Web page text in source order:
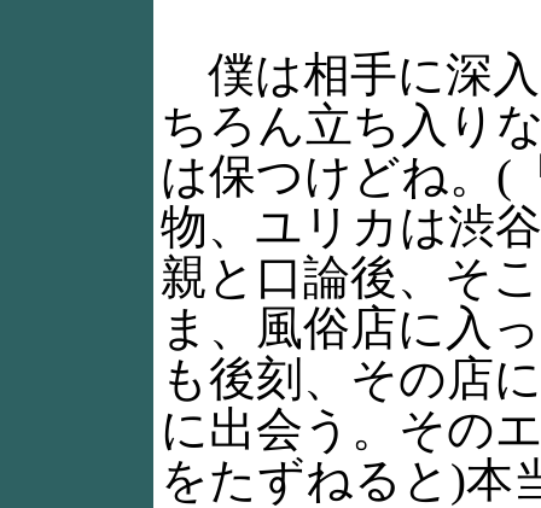
僕は相手に深
ちろん立ち入り
は保つけどね。(
物、ユリカは渋
親と口論後、そ
ま、風俗店に入
も後刻、その店
に出会う。その
をたずねると)本